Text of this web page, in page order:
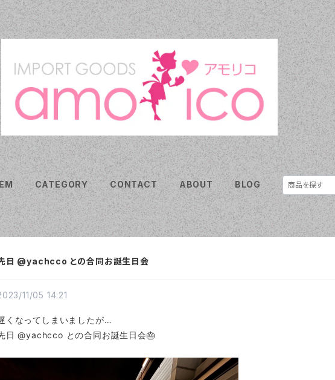
CATEGORY CONTACT ABOUT BLOG
日 @yachcco との合同お誕生日会
11/05 14:21
くなってしまいましたが…
日 @yachcco との合同お誕生日会🎂